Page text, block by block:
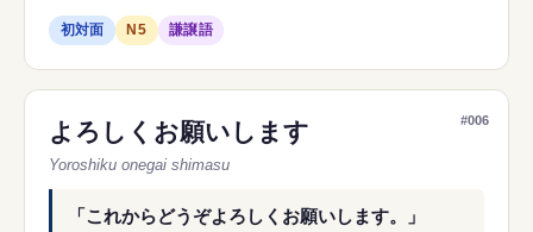
初対面 N5 謙譲語
#006
よろしくお願いします
Yoroshiku onegai shimasu
「これからどうぞよろしくお願いします。」